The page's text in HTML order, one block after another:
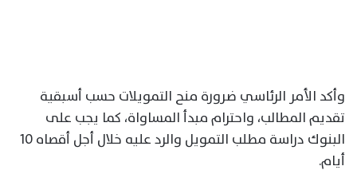
وأكد الأمر الرئاسي ضرورة منح التمويلات حسب أسبقية
تقديم المطالب، واحترام مبدأ المساواة، كما يجب على
البنوك دراسة مطلب التمويل والرد عليه خلال أجل أقصاه 10
أيام.